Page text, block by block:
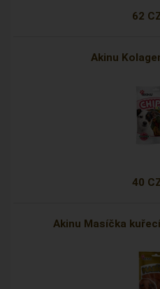
62
Akinu
40
Akinu Masíčka